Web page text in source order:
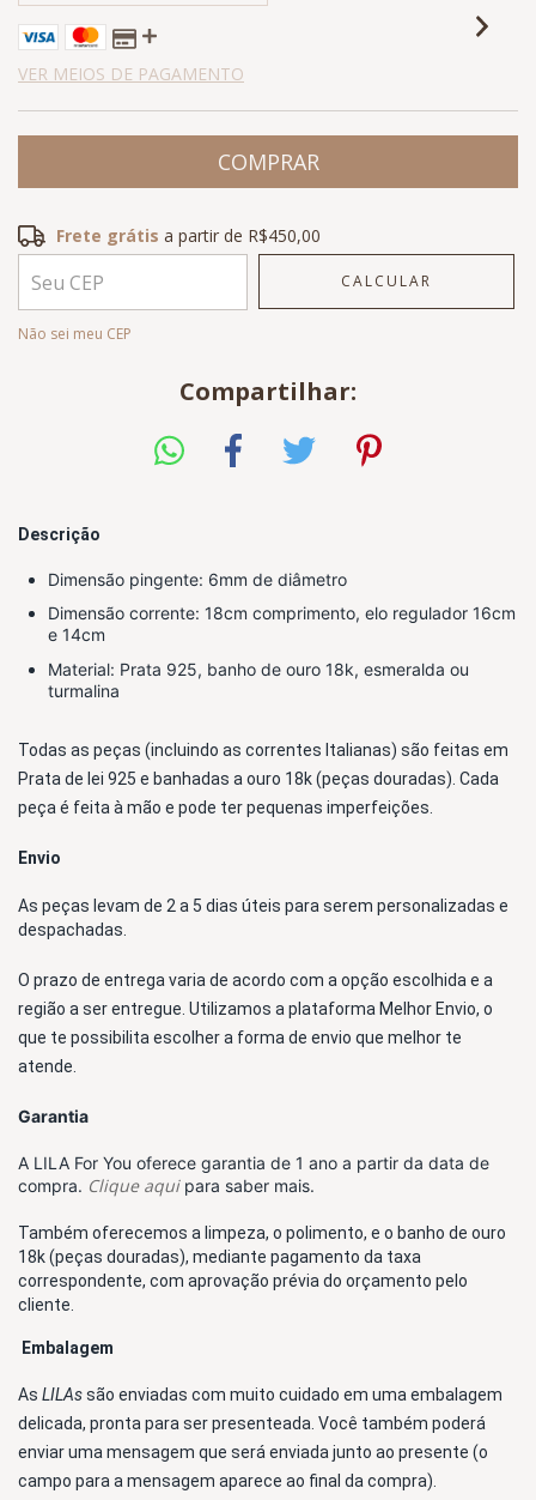
VER MEIOS DE PAGAMENTO
Frete grátis R$450,00
Entregas para o CEP:
Frete grátis a partir de R$450,00
CALCULAR
Não sei meu CEP
Compartilhar:
Descrição
Dimensão pingente: 6mm de diâmetro
Dimensão corrente: 18cm comprimento, elo regulador 16cm
e 14cm
Material: Prata 925, banho de ouro 18k, esmeralda ou
turmalina
Todas as peças (incluindo as correntes Italianas) são feitas em
Prata de lei 925 e banhadas a ouro 18k (peças douradas). Cada
peça é feita à mão e pode ter pequenas imperfeições.
Envio
As peças levam de 2 a 5 dias úteis para serem personalizadas e
despachadas.
O prazo de entrega varia de acordo com a opção escolhida e a
região a ser entregue. Utilizamos a plataforma Melhor Envio, o
que te possibilita escolher a forma de envio que melhor te
atende.
Garantia
A LILA For You oferece garantia de 1 ano a partir da data de
compra. Clique aquipara saber mais.
Também oferecemos a limpeza, o polimento, e o banho de ouro
18k (peças douradas), mediante pagamento da taxa
correspondente, com aprovação prévia do orçamento pelo
cliente.
Embalagem
As LILAs são enviadas com muito cuidado em uma embalagem
delicada, pronta para ser presenteada. Você também poderá
enviar uma mensagem que será enviada junto ao presente (o
campo para a mensagem aparece ao final da compra).